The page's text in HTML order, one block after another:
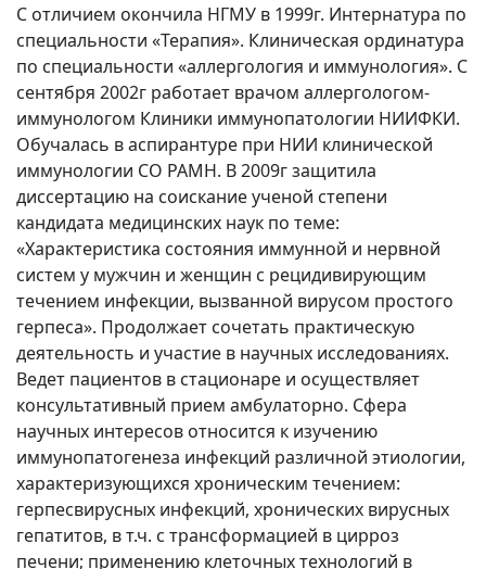
С отличием окончила НГМУ в 1999г. Интернатура по
специальности «Терапия». Клиническая ординатура
по специальности «аллергология и иммунология». С
сентября 2002г работает врачом аллергологом-
иммунологом Клиники иммунопатологии НИИФКИ.
Обучалась в аспирантуре при НИИ клинической
иммунологии СО РАМН. В 2009г защитила
диссертацию на соискание ученой степени
кандидата медицинских наук по теме:
«Характеристика состояния иммунной и нервной
систем у мужчин и женщин с рецидивирующим
течением инфекции, вызванной вирусом простого
герпеса». Продолжает сочетать практическую
деятельность и участие в научных исследованиях.
Ведет пациентов в стационаре и осуществляет
консультативный прием амбулаторно. Сфера
научных интересов относится к изучению
иммунопатогенеза инфекций различной этиологии,
характеризующихся хроническим течением:
герпесвирусных инфекций, хронических вирусных
гепатитов, в т.ч. с трансформацией в цирроз
печени; применению клеточных технологий в